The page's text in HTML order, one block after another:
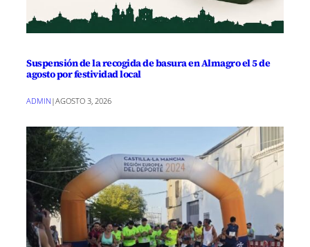
Suspensión de la recogida de basura en Almagro el 5 de
agosto por festividad local
ADMIN |AGOSTO 3, 2026